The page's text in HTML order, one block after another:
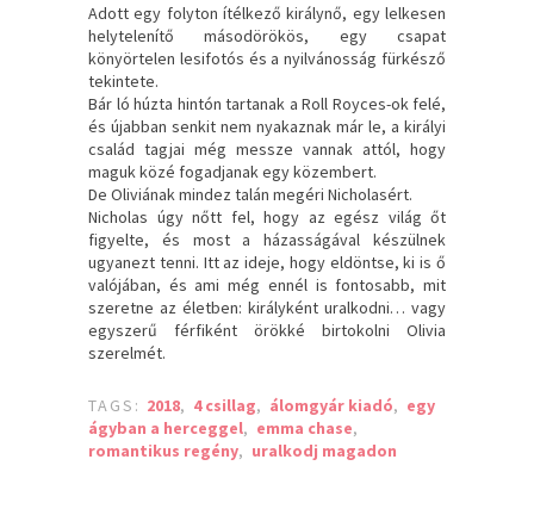
Adott egy folyton ítélkező királynő, egy lelkesen
helytelenítő másodörökös, egy csapat
könyörtelen lesifotós és a nyilvánosság fürkésző
tekintete.
Bár ló húzta hintón tartanak a Roll Royces-ok felé,
és újabban senkit nem nyakaznak már le, a királyi
család tagjai még messze vannak attól, hogy
maguk közé fogadjanak egy közembert.
De Oliviának mindez talán megéri Nicholasért.
Nicholas úgy nőtt fel, hogy az egész világ őt
figyelte, és most a házasságával készülnek
ugyanezt tenni. Itt az ideje, hogy eldöntse, ki is ő
valójában, és ami még ennél is fontosabb, mit
szeretne az életben: királyként uralkodni… vagy
egyszerű férfiként örökké birtokolni Olivia
szerelmét.
TAGS: 2018, 4 csillag, álomgyár kiadó, egy
ágyban a herceggel, emma chase,
romantikus regény, uralkodj magadon